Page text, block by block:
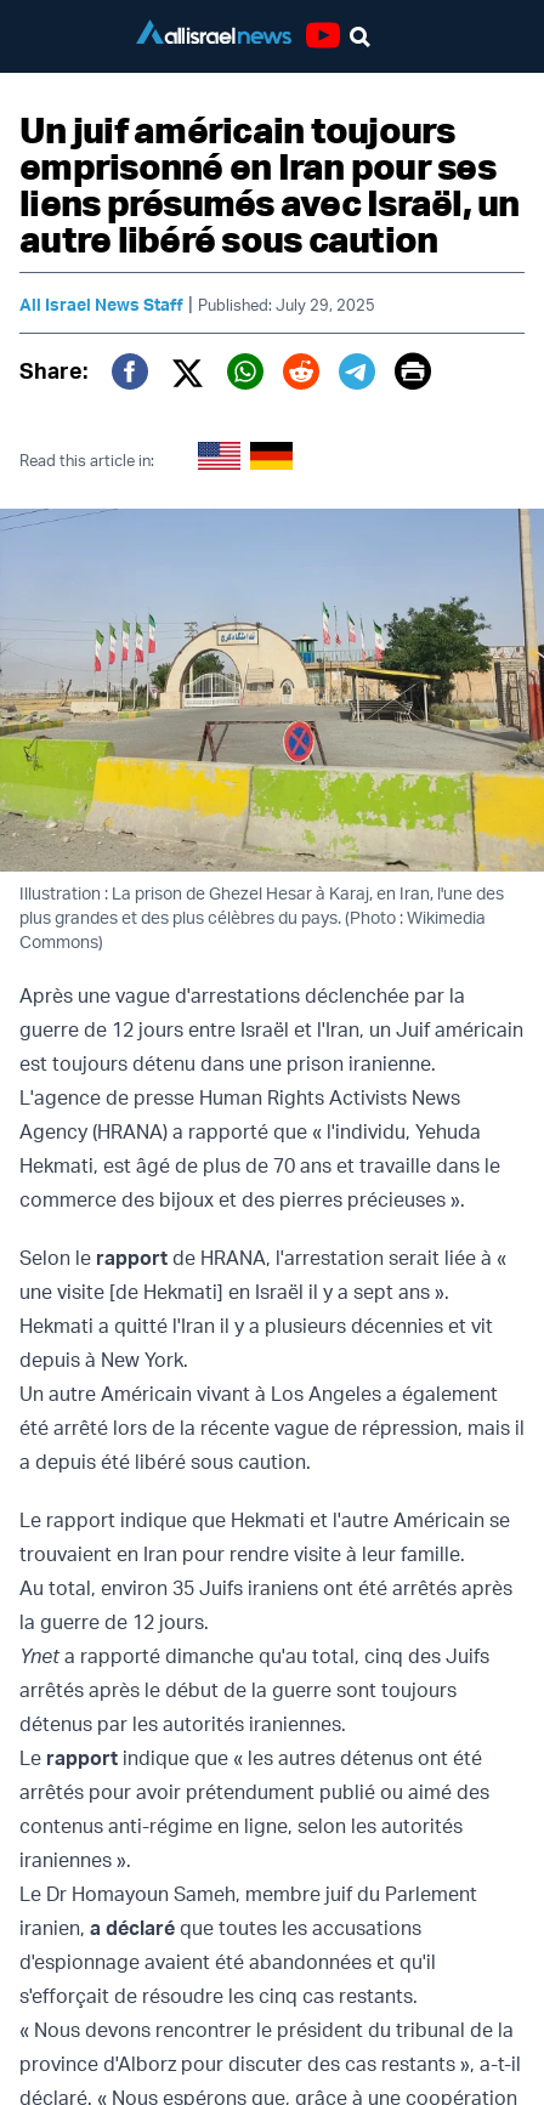
Un juif américain toujours
emprisonné en Iran pour ses
liens présumés avec Israël, un
autre libéré sous caution
All Israel News Staff | Published: July 29, 2025
Share:
Twitter (X)
Print
Read this article in:
Illustration : La prison de Ghezel Hesar à Karaj, en Iran, l'une des
plus grandes et des plus célèbres du pays. (Photo : Wikimedia
Commons)
Après une vague d'arrestations déclenchée par la
guerre de 12 jours entre Israël et l'Iran, un Juif américain
est toujours détenu dans une prison iranienne.
L'agence de presse Human Rights Activists News
Agency (HRANA) a rapporté que « l'individu, Yehuda
Hekmati, est âgé de plus de 70 ans et travaille dans le
commerce des bijoux et des pierres précieuses ».
Selon le rapport de HRANA, l'arrestation serait liée à «
une visite [de Hekmati] en Israël il y a sept ans ».
Hekmati a quitté l'Iran il y a plusieurs décennies et vit
depuis à New York.
Un autre Américain vivant à Los Angeles a également
été arrêté lors de la récente vague de répression, mais il
a depuis été libéré sous caution.
Le rapport indique que Hekmati et l'autre Américain se
trouvaient en Iran pour rendre visite à leur famille.
Au total, environ 35 Juifs iraniens ont été arrêtés après
la guerre de 12 jours.
Yneta rapporté dimanche qu'au total, cinq des Juifs
arrêtés après le début de la guerre sont toujours
détenus par les autorités iraniennes.
Le rapport indique que « les autres détenus ont été
arrêtés pour avoir prétendument publié ou aimé des
contenus anti-régime en ligne, selon les autorités
iraniennes ».
Le Dr Homayoun Sameh, membre juif du Parlement
iranien, a déclaré que toutes les accusations
d'espionnage avaient été abandonnées et qu'il
s'efforçait de résoudre les cinq cas restants.
« Nous devons rencontrer le président du tribunal de la
province d'Alborz pour discuter des cas restants », a-t-il
déclaré. « Nous espérons que, grâce à une coopération